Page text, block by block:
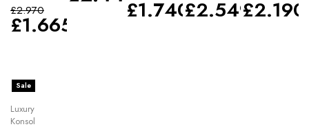
£2.970
£1.665
£1.740£2.549
£2.190
Sale
Luxury
Konsol